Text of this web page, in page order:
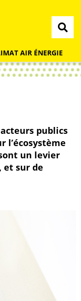
AIR ÉNERGIE
publics
l’écosystème
un levier
et sur de